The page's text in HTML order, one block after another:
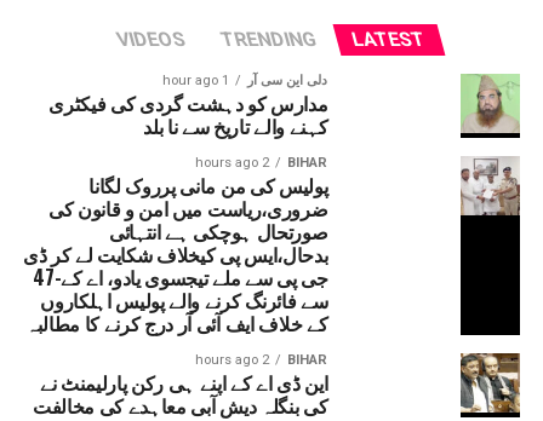
LATEST
TRENDING
VIDEOS
دلی این سی آر 1 hour ago
مدارس کو دہشت گردی کی فیکٹری
کہنے والے تاریخ سے نا بلد
BIHAR
2 hours ago
پولیس کی من مانی پرروک لگانا
ضروری،ریاست میں امن و قانون کی
صورتحال ہوچکی ہے انتہائی
بدحال،ایس پی کیخلاف شکایت لے کر ڈی
جی پی سے ملے تیجسوی یادو، اے کے-47
سے فائرنگ کرنے والے پولیس اہلکاروں
کے خلاف ایف آئی آر درج کرنے کا مطالبہ
BIHAR
2 hours ago
این ڈی اے کے اپنے ہی رکن پارلیمنٹ نے
کی بنگلہ دیش آبی معاہدے کی مخالفت